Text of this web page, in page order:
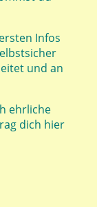
Infos
und an
ehrliche
dich hier